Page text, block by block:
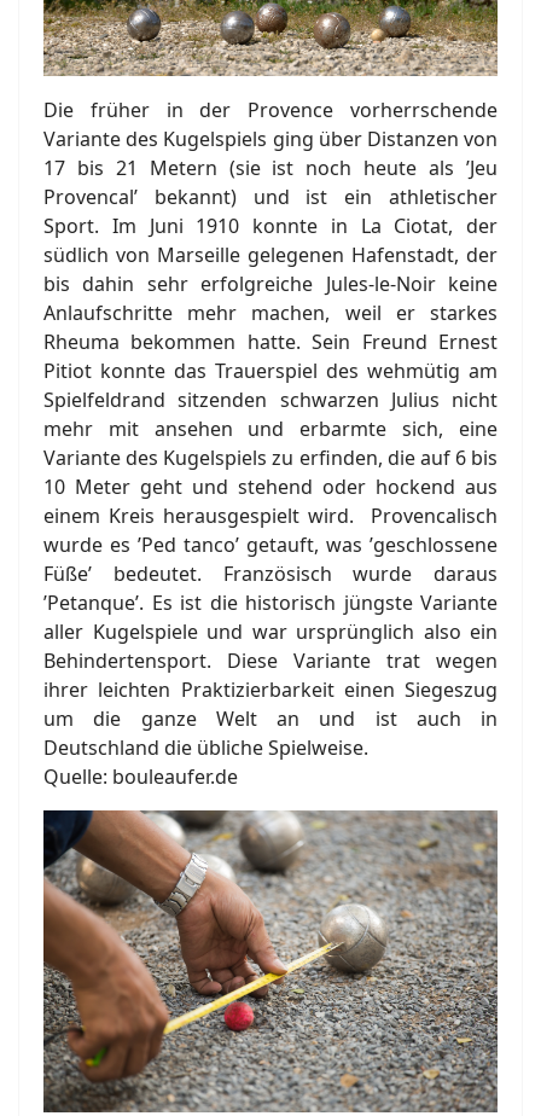
Die früher in der Provence vorherrschende
Variante des Kugelspiels ging über Distanzen von
17 bis 21 Metern (sie ist noch heute als ’Jeu
Provencal’ bekannt) und ist ein athletischer
Sport. Im Juni 1910 konnte in La Ciotat, der
südlich von Marseille gelegenen Hafenstadt, der
bis dahin sehr erfolgreiche Jules-le-Noir keine
Anlaufschritte mehr machen, weil er starkes
Rheuma bekommen hatte. Sein Freund Ernest
Pitiot konnte das Trauerspiel des wehmütig am
Spielfeldrand sitzenden schwarzen Julius nicht
mehr mit ansehen und erbarmte sich, eine
Variante des Kugelspiels zu erfinden, die auf 6 bis
10 Meter geht und stehend oder hockend aus
einem Kreis herausgespielt wird. Provencalisch
wurde es ’Ped tanco’ getauft, was ’geschlossene
Füße’ bedeutet. Französisch wurde daraus
’Petanque’. Es ist die historisch jüngste Variante
aller Kugelspiele und war ursprünglich also ein
Behindertensport. Diese Variante trat wegen
ihrer leichten Praktizierbarkeit einen Siegeszug
um die ganze Welt an und ist auch in
Deutschland die übliche Spielweise.
Quelle: bouleaufer.de